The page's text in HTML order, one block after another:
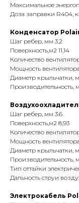
Maксимальное
Доза заправки R404,
Конденсатор Polair
Шаг ребер, мм 3.2
Поверхность,м2 11,14
Количество
Мощность
Диаметр крыльчатки,
Производительность,
Шаг ребер, мм 3.6
Поверхность,м2 8,93
Количество
Мощность
Диаметр крыльчатки,
Производительность,
Тип оттайки
Дальность струи
Электрокабель